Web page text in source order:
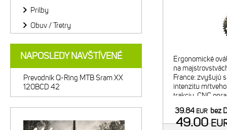
Ergonomické
na
France: zvyšujú
intenzitu
trakciu. CNC
Vnútorný
Kompatibi
39.84 EUR bez
49.00
Prilby
Obuv / Tretry
NAPOSLEDY NAVŠTÍVENÉ
Prevodník Q-Ring MTB Sram XX
120BCD 42